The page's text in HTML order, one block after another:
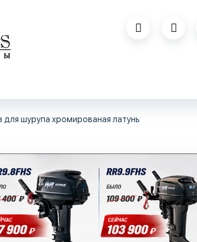
шурупа хромированая латунь